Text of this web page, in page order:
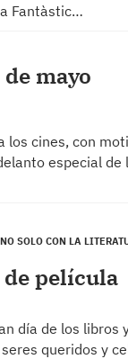
Fantàstic…
mayo
los cines, con
especial de
SOLO CON LA
película
día de los libros
queridos y